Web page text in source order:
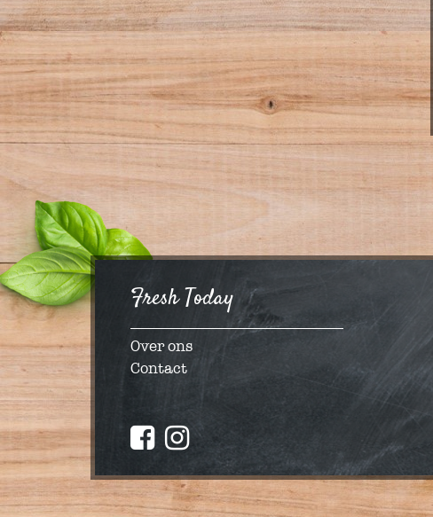
Fresh Today
Over ons
Contact